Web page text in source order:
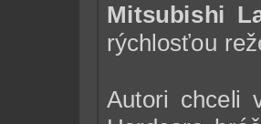
Mitsubishi
rýchlosťou
Autori chceli